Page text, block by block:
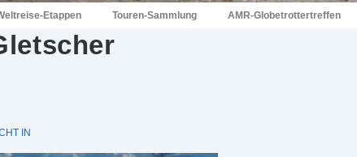
Etappen Touren-Sammlung AMR-Globetrottertreffen
IN